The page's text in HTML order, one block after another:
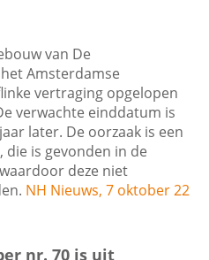
van De
Amsterdamse
vertraging opgelopen
verwachte einddatum is
later. De oorzaak is een
is gevonden in de
deze niet
NH Nieuws, 7 oktober 22
nr. 70 is uit